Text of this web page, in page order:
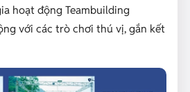
hoạt động Teambuilding
với các trò chơi thú vị, gắn kết